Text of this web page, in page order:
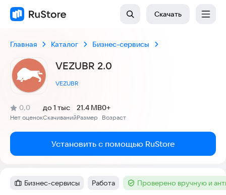
Скачать
Главная Каталог Бизнес-сервисы
VEZUBR 2.0
VEZUBR
Рейтинг:
0,0
(
Нет оценок
)
Скачиваний
до 1 тыс
Размер
21.4 MB
Возраст
0+
Установить с помощью RuStore
Категория :
Бизнес-сервисы Тег:
Работа Тег :Проверено вручную и